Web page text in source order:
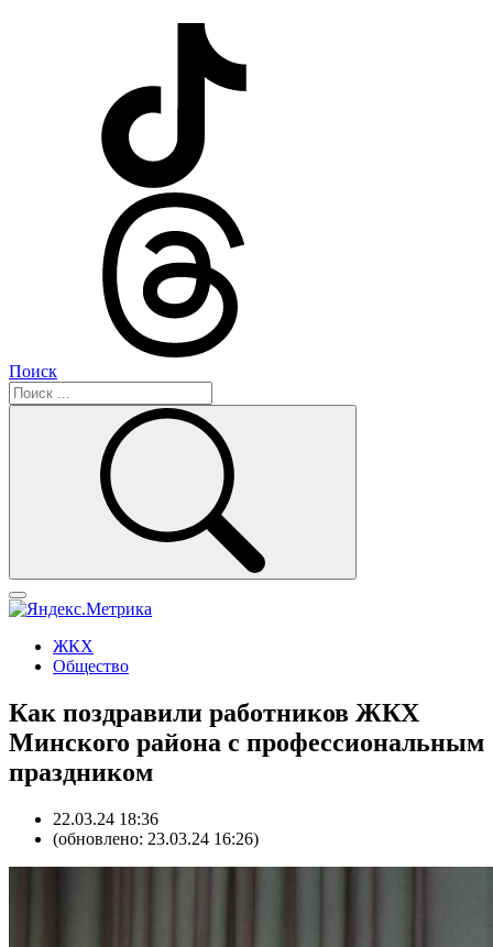
Поиск
ЖКХ
Общество
Как поздравили работников ЖКХ
Минского района с профессиональным
праздником
22.03.24 18:36
(обновлено: 23.03.24 16:26)